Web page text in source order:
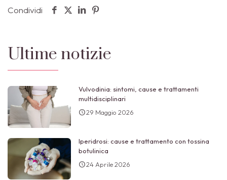
Condividi
Ultime notizie
Vulvodinia: sintomi, cause e trattamenti
multidisciplinari
29 Maggio 2026
Iperidrosi: cause e trattamento con tossina
botulinica
24 Aprile 2026